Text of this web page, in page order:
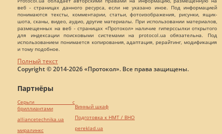
веб - страницах данного ресурса, если не указано иное. Под информацией
понимаются тексты, комментарии, статьи, фотоизображения, рисунки, ящик-
шота, сканы, видео, аудио, другие материалы. При использовании материалов,
размещенных на веб - страницах «Протокол» наличие гиперссылки открытого
для индексации поисковыми системами на protocol.ua обязательна. Под
использованием понимается копирования, адаптация, рерайтинг, модификация
и тому подобное.
Полный текст
Copyright © 2014-2026 «Протокол». Все права защищены.
Партнёры
Серьги с
бриллиантами
alliancetechnika.ua
миралинкс
Винный шкаф
Подготовка к НМТ / ВНО
pereklad.ua